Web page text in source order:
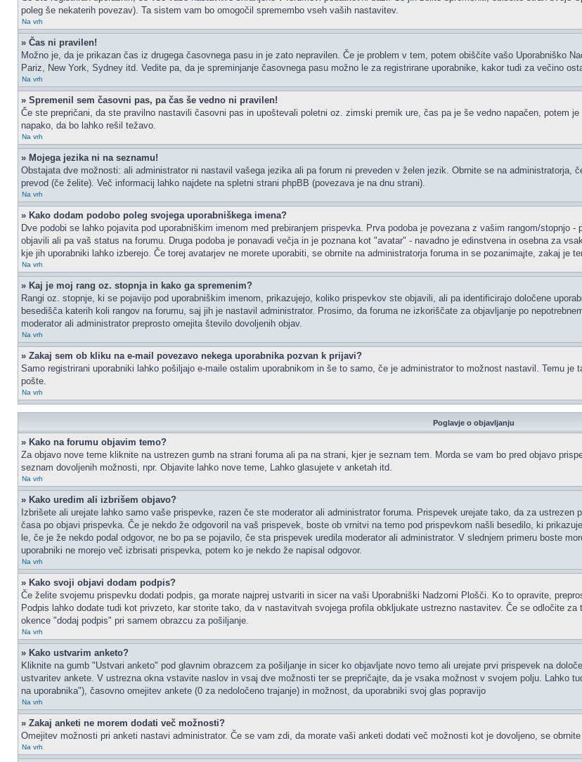
poleg še nekaterih povezav). Ta sistem vam bo omogočil spremembo vseh vaših nastavitev.
Na vrh
» Čas ni pravilen!
Možno je, da je prikazan čas iz drugega časovnega pasu in je zato nepravilen. Če je problem v tem, potem obiščite vašo Uporabniško
Pariz, New York, Sydney itd. Vedite pa, da je spreminjanje časovnega pasu možno le za registrirane uporabnike, kakor tudi za večino
Na vrh
» Spremenil sem časovni pas, pa čas še vedno ni pravilen!
Če ste prepričani, da ste pravilno nastavili časovni pas in upoštevali poletni oz. zimski premik ure, čas pa je še vedno napačen, potem
napako, da bo lahko rešil težavo.
Na vrh
» Mojega jezika ni na seznamu!
Obstajata dve možnosti: ali administrator ni nastavil vašega jezika ali pa forum ni preveden v želen jezik. Obrnite se na
prevod (če želite). Več informacij lahko najdete na spletni strani phpBB (povezava je na dnu strani).
Na vrh
» Kako dodam podobo poleg svojega uporabniškega imena?
Dve podobi se lahko pojavita pod uporabniškim imenom med prebiranjem prispevka. Prva podoba je povezana z vašim rangom/
objavili ali pa vaš status na forumu. Druga podoba je ponavadi večja in je poznana kot "avatar" - navadno je edinstvena in osebna za
kje jih uporabniki lahko izberejo. Če torej avatarjev ne morete uporabiti, se obrnite na administratorja foruma in se pozanimajte, zakaj je
Na vrh
» Kaj je moj rang oz. stopnja in kako ga spremenim?
Rangi oz. stopnje, ki se pojavijo pod uporabniškim imenom, prikazujejo, koliko prispevkov ste objavili, ali pa identificirajo določene
besedišča katerih koli rangov na forumu, saj jih je nastavil administrator. Prosimo, da foruma ne izkoriščate za objavljanje po
moderator ali administrator preprosto omejita število dovoljenih objav.
Na vrh
» Zakaj sem ob kliku na e-mail povezavo nekega uporabnika pozvan k prijavi?
Samo registrirani uporabniki lahko pošiljajo e-maile ostalim uporabnikom in še to samo, če je administrator to možnost nastavil. Temu
pošte.
Na vrh
Poglavje o objavljanju
» Kako na forumu objavim temo?
Za objavo nove teme kliknite na ustrezen gumb na strani foruma ali pa na strani, kjer je seznam tem. Morda se vam bo pred objavo
seznam dovoljenih možnosti, npr. Objavite lahko nove teme, Lahko glasujete v anketah itd.
Na vrh
» Kako uredim ali izbrišem objavo?
Izbrišete ali urejate lahko samo vaše prispevke, razen če ste moderator ali administrator foruma. Prispevek urejate tako, da za
časa po objavi prispevka. Če je nekdo že odgovoril na vaš prispevek, boste ob vrnitvi na temo pod prispevkom našli besedilo, ki
le, če je že nekdo podal odgovor, ne bo pa se pojavilo, če sta prispevek uredila moderator ali administrator. V slednjem primeru boste
uporabniki ne morejo več izbrisati prispevka, potem ko je nekdo že napisal odgovor.
Na vrh
» Kako svoji objavi dodam podpis?
Če želite svojemu prispevku dodati podpis, ga morate najprej ustvariti in sicer na vaši Uporabniški Nadzorni Plošči. Ko to opravite,
Podpis lahko dodate tudi kot privzeto, kar storite tako, da v nastavitvah svojega profila obkljukate ustrezno nastavitev. Če se odločite
okence "dodaj podpis" pri samem obrazcu za pošiljanje.
Na vrh
» Kako ustvarim anketo?
Kliknite na gumb "Ustvari anketo" pod glavnim obrazcem za pošiljanje in sicer ko objavljate novo temo ali urejate prvi prispevek na
ustvaritev ankete. V ustrezna okna vstavite naslov in vsaj dve možnosti ter se prepričajte, da je vsaka možnost v svojem polju. Lahko
na uporabnika"), časovno omejitev ankete (0 za nedoločeno trajanje) in možnost, da uporabniki svoj glas popravijo
Na vrh
» Zakaj anketi ne morem dodati več možnosti?
Omejitev možnosti pri anketi nastavi administrator. Če se vam zdi, da morate vaši anketi dodati več možnosti kot je dovoljeno, se
Na vrh